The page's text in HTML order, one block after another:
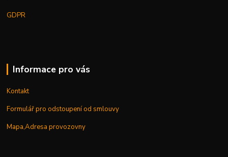
GDPR
Informace pro vás
Kontakt
Formulář pro odstoupení od smlouvy
Mapa,Adresa provozovny